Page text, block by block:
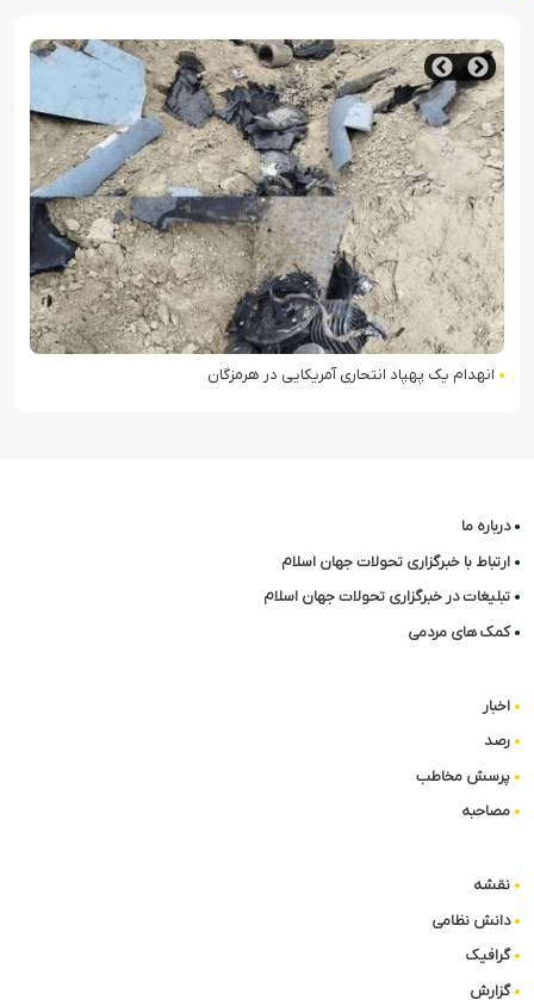
انهدام یک پهپاد انتحاری آمریکایی در هرمزگان
درباره ما
ارتباط با خبرگزاری تحولات جهان اسلام
تبلیغات در خبرگزاری تحولات جهان اسلام
کمک های مردمی
اخبار
رصد
پرسش مخاطب
مصاحبه
نقشه
دانش نظامی
گرافیک
گزارش